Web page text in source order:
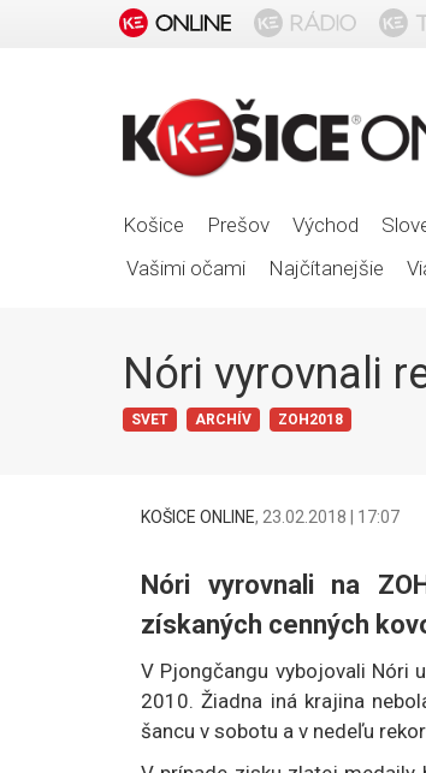
Košice Prešov Východ
Vašimi očami
Najčítanejšie
Nóri vyrovnali
SVET ARCHÍV ZOH2018
KOŠICE ONLINE, 23.02.2018 | 17:07
Nóri vyrovnali na
získaných cenných
V Pjongčangu vybojovali Nóri
2010. Žiadna iná krajina
šancu v sobotu a v nedeľu